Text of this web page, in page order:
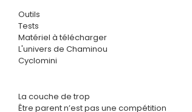
Outils
Tests
Matériel à télécharger
L'univers de Chaminou
Cyclomini
La couche de trop
Être parent n’est pas une compétition